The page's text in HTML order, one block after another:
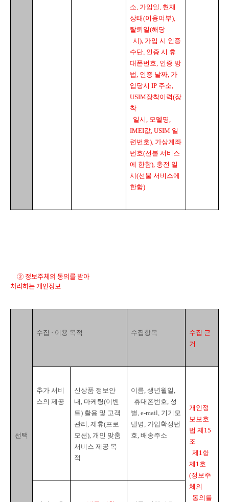
소, 가입일, 현재
상태(이용여부
탈퇴일(해당
  시
), 가입 시 인증
수단, 인증 시 휴
대폰번호, 인증 방
법, 인증 날짜, 가
입당시 IP 주소,
USIM장착이력(장
착
  일시
, 모델명,
IMEI값, USIM 일
련번호), 가상계좌
번호(선불 서비스
에 한함), 충전 일
시(선불 서비스에
한함)
② 정보주체의 동의를 받아
처리하는 개인정보
선택
수집 · 이용 목적 수집항목
수집 근
거
추가 서비
스의 제공
신상품 정보안
내, 마케팅(이벤
트) 활용 및 고객
관리, 제휴(프로
모션), 개인 맞춤
서비스 제공 목
적
이름, 생년월일,
휴대폰번호, 성
별, e-mail, 기기모
델명, 가입확정번
호, 배송주소
개인정
보보호
법 제 15
조
  제
1항
제 1호
(정보주
체의